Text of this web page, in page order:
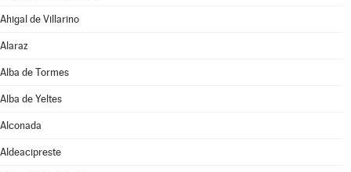
Ahigal de Villarino
Alaraz
Alba de Tormes
Alba de Yeltes
Alconada
Aldeacipreste